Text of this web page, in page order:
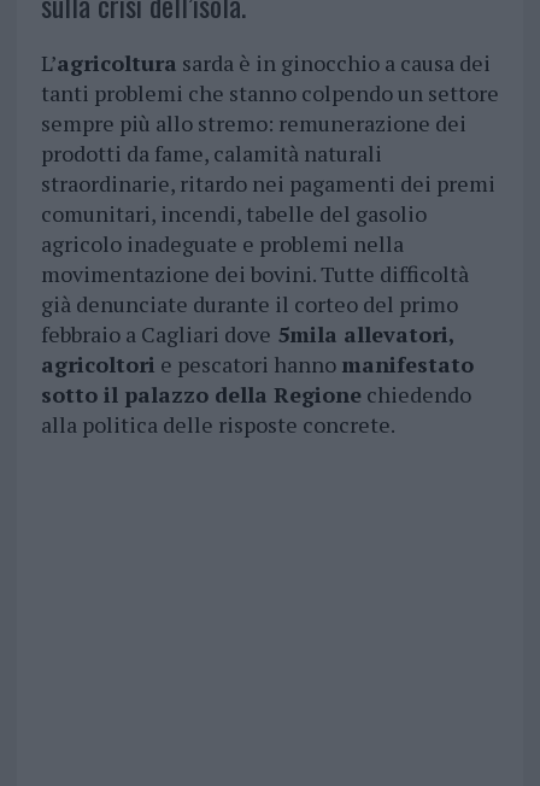
L’agricoltura sarda è in ginocchio a causa dei
tanti problemi che stanno colpendo un settore
sempre più allo stremo: remunerazione dei
prodotti da fame, calamità naturali
straordinarie, ritardo nei pagamenti dei premi
comunitari, incendi, tabelle del gasolio
agricolo inadeguate e problemi nella
movimentazione dei bovini. Tutte difficoltà
già denunciate durante il corteo del primo
febbraio a Cagliari dove 5mila allevatori,
agricoltori e pescatori hanno manifestato
sotto il palazzo della Regionechiedendo
alla politica delle risposte concrete.